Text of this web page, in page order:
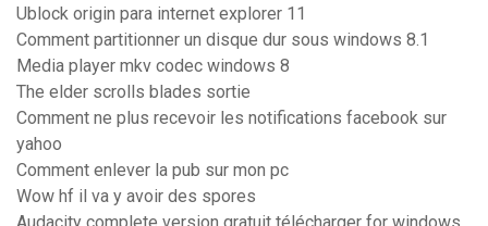
Ublock origin para internet explorer 11
Comment partitionner un disque dur sous windows 8.1
Media player mkv codec windows 8
The elder scrolls blades sortie
Comment ne plus recevoir les notifications facebook sur
yahoo
Comment enlever la pub sur mon pc
Wow hf il va y avoir des spores